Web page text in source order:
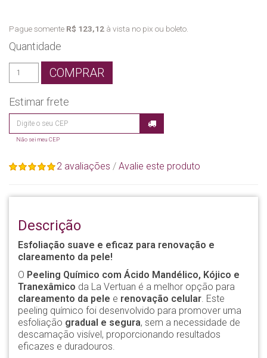
Pague somente R$ 123,12 à vista no pix ou boleto.
Quantidade
COMPRAR
Estimar frete
Não sei meu CEP
2 avaliações / Avalie este produto
Descrição
Esfoliação suave e eficaz para renovação e
clareamento da pele!
O Peeling Químico com Ácido Mandélico, Kójico e
Tranexâmico da La Vertuan é a melhor opção para
clareamento da pele e renovação celular. Este
peeling químico foi desenvolvido para promover uma
esfoliação gradual e segura, sem a necessidade de
descamação visível, proporcionando resultados
eficazes e duradouros.